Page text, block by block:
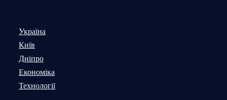
Україна
Київ
Дніпро
Економіка
Технології